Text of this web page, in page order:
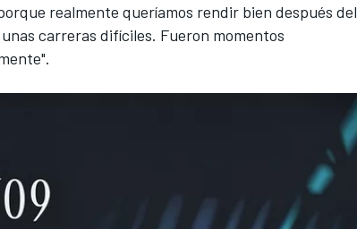
realmente queríamos rendir bien después del
carreras difíciles. Fueron momentos